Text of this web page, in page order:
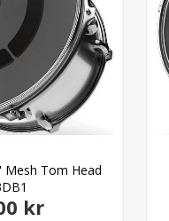
Mesh Tom Head
kr